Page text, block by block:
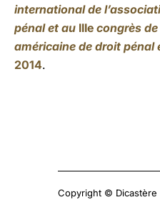
international de
pénal et au IIIe congrès
américaine de droit pénal
2014.
Copyright © Dicastère